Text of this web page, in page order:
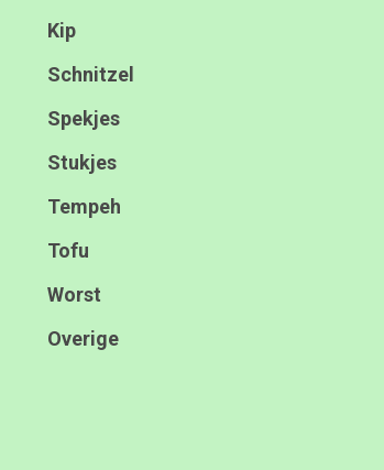
Kip
Schnitzel
Spekjes
Stukjes
Tempeh
Tofu
Worst
Overige